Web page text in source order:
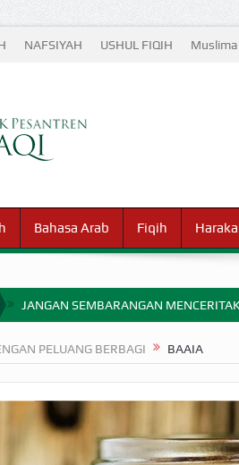
NAFSIYAH USHUL FIQIH
Bahasa Arab Fiqih
JANGAN SEMBARANGAN
BAGAIMANA CARA MEMBAYAR
ISTIDLAL BATIL VS ISTIDLAL SYAR’I
PELUANG BERBAGI BAAIA